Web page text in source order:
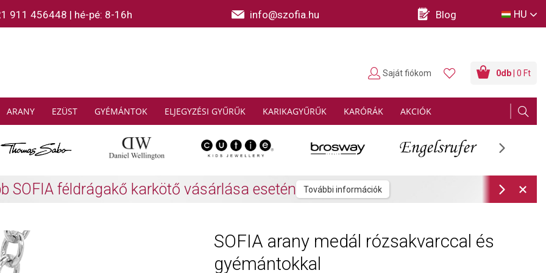
911 456448 | hé-pé: 8-16h info@szofia.hu Blog HU
ARANY EZÜST GYÉMÁNTOK ELJEGYZÉSI GYŰRŰK KARIKAGYŰRŰK KARÓRÁK AKCIÓK
0db | 0 Ft
Saját fiókom
SABO: Gyűjtsön és spóroljon További információk
SOFIA arany medál rózsakvarccal és
gyémántokkal